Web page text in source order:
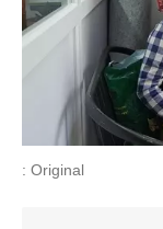
: Original